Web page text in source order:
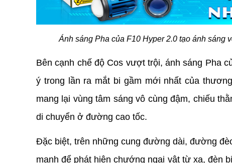
Ánh sáng Pha của F10 Hyper 2.0 tạo ánh sáng
Bên cạnh chế độ Cos vượt trội, ánh sáng Pha
ý trong lần ra mắt bi gầm mới nhất của
mang lại vùng tâm sáng vô cùng đậm, chiếu
di chuyển ở đường cao tốc.
Đặc biệt, trên những cung đường dài, đường
mạnh để phát hiện chướng ngại vật từ xa, đèn